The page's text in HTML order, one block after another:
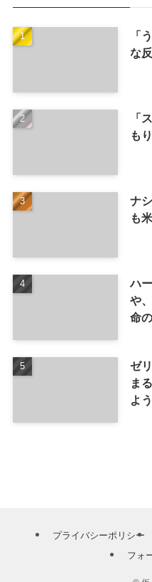
「
な反
「
も
ナ
も
ハ
や
命
ゼ
ま
よ
プライバシーポリシー
フォ